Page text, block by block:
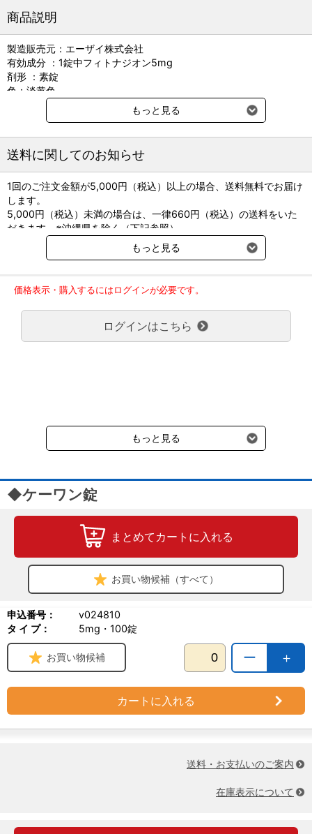
商品説明
製造販売元：エーザイ株式会社
有効成分 ：1錠中フィトナジオン5mg
剤形 ：素錠
色：淡黄色
直径（mm）： 10.1
質量（mg）： 360
貯法： 室温保存
もっと見る
送料に関してのお知らせ
1回のご注文金額が5,000円（税込）以上の場合、送料無料でお届け
します。
5,000円（税込）未満の場合は、一律660円（税込）の送料をいた
だきます。※沖縄県を除く（下記参照）
※2017年11月14日（火）より沖縄県へのお届けにつきましては、1
回のご注文金額（税込）が、30,000円以上で配送無料となります。
ご了承のほどよろしくお願い致します。
弊社都合でお届けが２回以上に分かれる場合の送料負担は、１回分
のみで新たな送料は発生しません。
大型商品送料が必要な商品をご注文の場合は、大型商品送料のみご
負担頂きます。
受けます。
もっと見る
価格表示・購入するにはログインが必要です。
ログインはこちら
もっと見る
◆ケーワン錠
まとめてカートに入れる
お買い物候補（すべて）
申込番号：
v024810
タ イ プ：
5mg・100錠
＋
ー
お買い物候補
カートに入れる
送料・お支払いのご案内
在庫表示について